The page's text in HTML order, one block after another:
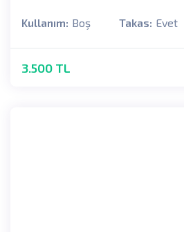
Kullanım: Boş Takas: Evet
3.500 TL